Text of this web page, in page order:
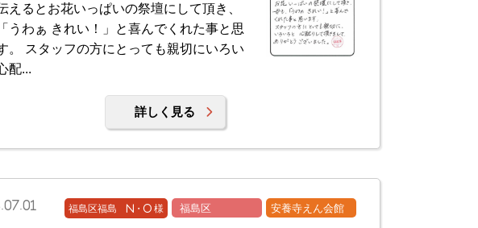
えるとお花いっぱいの祭壇にして頂き、
うわぁ きれい！」と喜んでくれた事と思
。 スタッフの方にとっても親切にいろい
配...
詳しく見る
福島区福島 N・O 様 福島区 安養寺えん会館